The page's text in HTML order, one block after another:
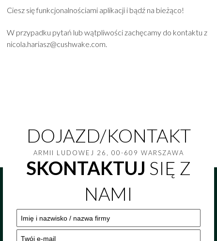
Ciesz się funkcjonalnościami aplikacji i bądź na bieżąco!
W przypadku pytań lub wątpliwości zachęcamy do kontaktu z
nicola.hariasz@cushwake.com.
DOJAZD/KONTAKT
ARMII LUDOWEJ 26, 00-609 WARSZAWA
SKONTAKTUJ SIĘ Z
NAMI